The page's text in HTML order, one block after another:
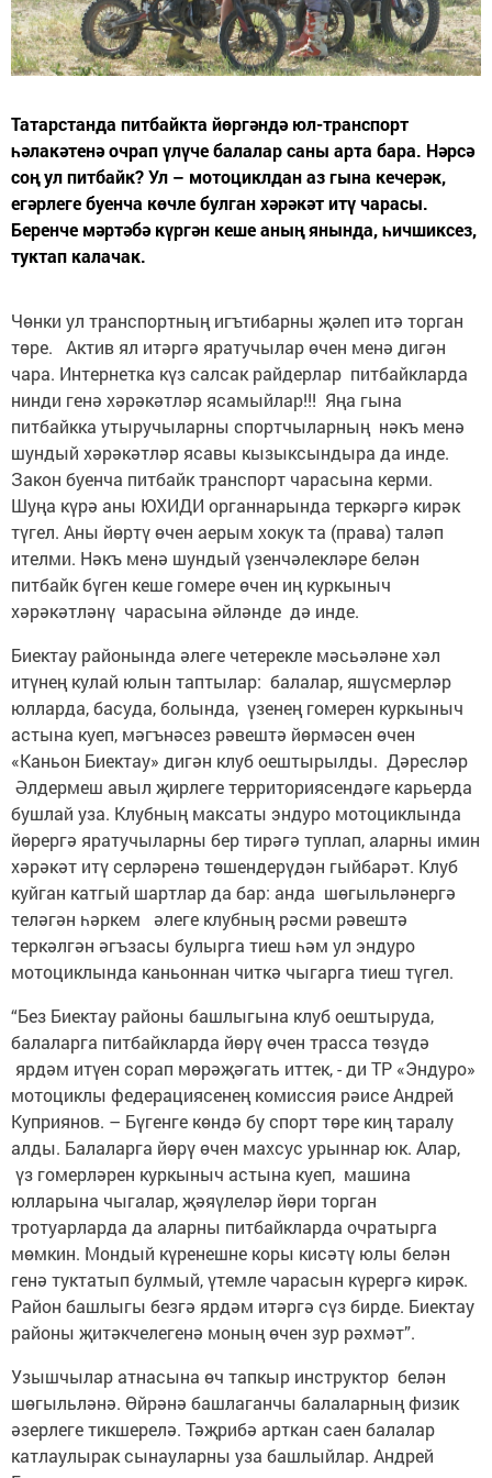
Татарстанда питбайкта йөргәндә юл-транспорт
һәлакәтенә очрап үлүче балалар саны арта бара. Нәрсә
соң ул питбайк? Ул – мотоциклдан аз гына кечерәк,
егәрлеге буенча көчле булган хәрәкәт итү чарасы.
Беренче мәртәбә күргән кеше аның янында, һичшиксез,
туктап калачак.
Чөнки ул транспортның игътибарны җәлеп итә торган
төре. Актив ял итәргә яратучылар өчен менә дигән
чара. Интернетка күз салсак райдерлар питбайкларда
нинди генә хәрәкәтләр ясамыйлар!!! Яңа гына
питбайкка утыручыларны спортчыларның нәкъ менә
шундый хәрәкәтләр ясавы кызыксындыра да инде.
Закон буенча питбайк транспорт чарасына керми.
Шуңа күрә аны ЮХИДИ органнарында теркәргә кирәк
түгел. Аны йөртү өчен аерым хокук та (права) таләп
ителми. Нәкъ менә шундый үзенчәлекләре белән
питбайк бүген кеше гомере өчен иң куркыныч
хәрәкәтләнү чарасына әйләнде дә инде.
Биектау районында әлеге четерекле мәсьәләне хәл
итүнең кулай юлын таптылар: балалар, яшүсмерләр
юлларда, басуда, болында, үзенең гомерен куркыныч
астына куеп, мәгънәсез рәвештә йөрмәсен өчен
«Каньон Биектау» дигән клуб оештырылды. Дәресләр
Әлдермеш авыл җирлеге территориясендәге карьерда
бушлай уза. Клубның максаты эндуро мотоциклында
йөрергә яратучыларны бер тирәгә туплап, аларны имин
хәрәкәт итү серләренә төшендерүдән гыйбарәт. Клуб
куйган катгый шартлар да бар: анда шөгыльләнергә
теләгән һәркем әлеге клубның рәсми рәвештә
теркәлгән әгъзасы булырга тиеш һәм ул эндуро
мотоциклында каньоннан читкә чыгарга тиеш түгел.
“Без Биектау районы башлыгына клуб оештыруда,
балаларга питбайкларда йөрү өчен трасса төзүдә
ярдәм итүен сорап мөрәҗәгать иттек, - ди ТР «Эндуро»
мотоциклы федерациясенең комиссия рәисе Андрей
Куприянов. – Бүгенге көндә бу спорт төре киң таралу
алды. Балаларга йөрү өчен махсус урыннар юк. Алар,
үз гомерләрен куркыныч астына куеп, машина
юлларына чыгалар, җәяүлеләр йөри торган
тротуарларда да аларны питбайкларда очратырга
мөмкин. Мондый күренешне коры кисәтү юлы белән
генә туктатып булмый, үтемле чарасын күрергә кирәк.
Район башлыгы безгә ярдәм итәргә сүз бирде. Биектау
районы җитәкчелегенә моның өчен зур рәхмәт”.
Узышчылар атнасына өч тапкыр инструктор белән
шөгыльләнә. Өйрәнә башлаганчы балаларның физик
әзерлеге тикшерелә. Тәҗрибә арткан саен балалар
катлаулырак сынауларны уза башлыйлар. Андрей